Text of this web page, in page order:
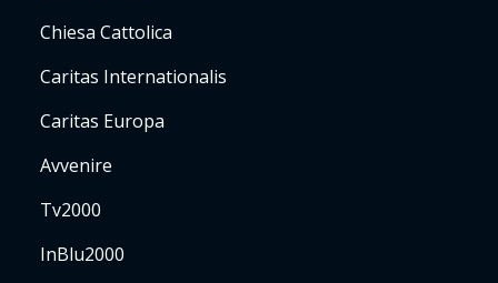
Chiesa Cattolica
Caritas Internationalis
Caritas Europa
Avvenire
Tv2000
InBlu2000